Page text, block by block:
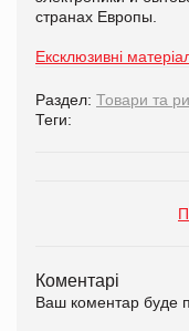
странах Европы.
Ексклюзивні
Раздел: Товари та
Теги:
Коментарі
Ваш коментар буде